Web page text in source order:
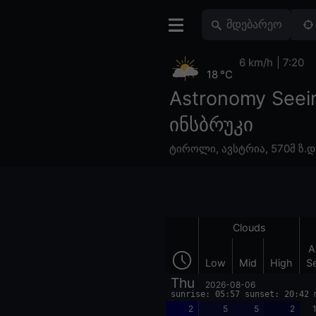
Astronomy
ინსბრუკი
ტიროლი, ავსტრია, 570მ
18 °C
6 km/h 7:20
Clouds
Low Mid High
Thu 2026-08-06
sunrise: 05:57 sunset: 20:42
2 5 5 2